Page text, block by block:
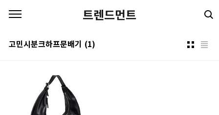
트렌드먼트
고민시분크하프문배기 (1)